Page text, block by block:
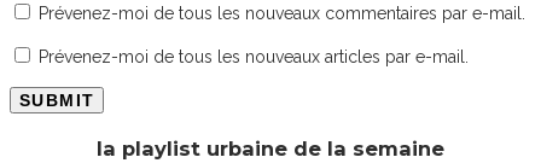
Prévenez-moi de tous les nouveaux commentaires par e-mail.
Prévenez-moi de tous les nouveaux articles par e-mail.
la playlist urbaine de la semaine